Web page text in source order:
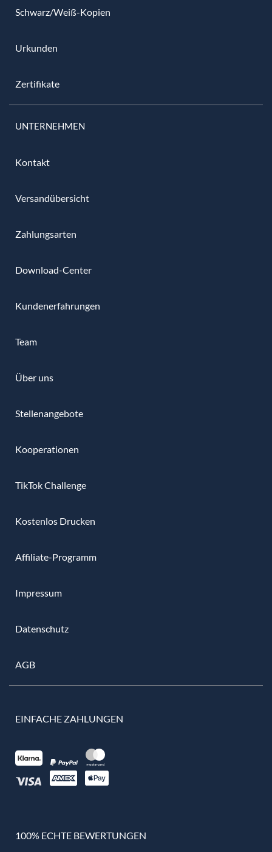
Schwarz/Weiß-Kopien
Urkunden
Zertifikate
UNTERNEHMEN
Kontakt
Versandübersicht
Zahlungsarten
Download-Center
Kundenerfahrungen
Team
Über uns
Stellenangebote
Kooperationen
TikTok Challenge
Kostenlos Drucken
Affiliate-Programm
Impressum
Datenschutz
AGB
EINFACHE ZAHLUNGEN
100% ECHTE BEWERTUNGEN